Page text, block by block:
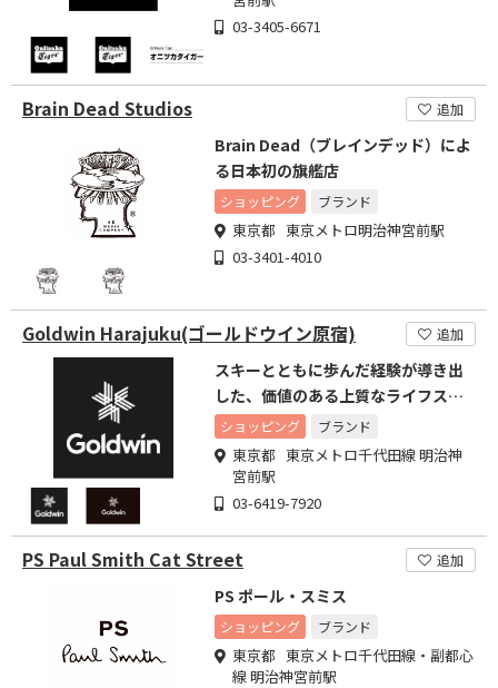
03-3405-6671
Brain Dead Studios 追加
Brain Dead（ブレインデッド）によ
る日本初の旗艦店
ショッピング ブランド
東京都 東京メトロ明治神宮前駅
03-3401-4010
Goldwin Harajuku(ゴールドウイン原宿) 追加
スキーとともに歩んだ経験が導き出
した、価値のある上質なライフスタ
イルを
ショッピング ブランド
東京都 東京メトロ千代田線 明治神
宮前駅
03-6419-7920
PS Paul Smith Cat Street 追加
PS ポール・スミス
ショッピング ブランド
東京都 東京メトロ千代田線・副都心
線 明治神宮前駅